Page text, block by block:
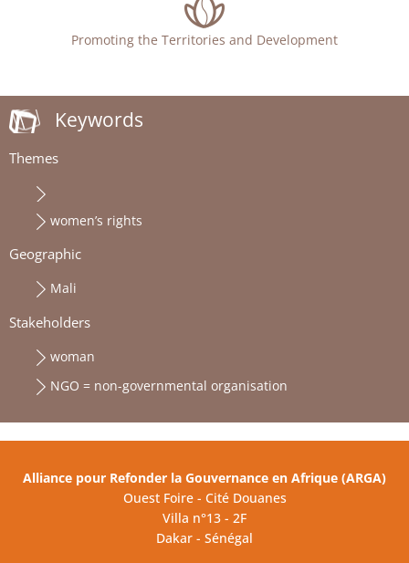
Promoting the Territories and Development
Keywords
Themes
women’s rights
Geographic
Mali
Stakeholders
woman
NGO = non-governmental organisation
Alliance pour Refonder la Gouvernance en Afrique (ARGA)
Ouest Foire - Cité Douanes
Villa n°13 - 2F
Dakar - Sénégal